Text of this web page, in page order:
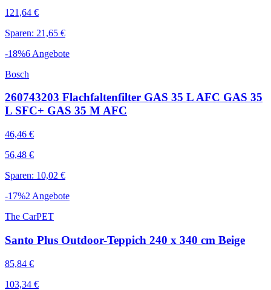
121,64 €
Sparen: 21,65 €
-18%6 Angebote
Bosch
260743203 Flachfaltenfilter GAS 35 L AFC GAS 35
L SFC+ GAS 35 M AFC
46,46 €
56,48 €
Sparen: 10,02 €
-17%2 Angebote
The CarPET
Santo Plus Outdoor-Teppich 240 x 340 cm Beige
85,84 €
103,34 €